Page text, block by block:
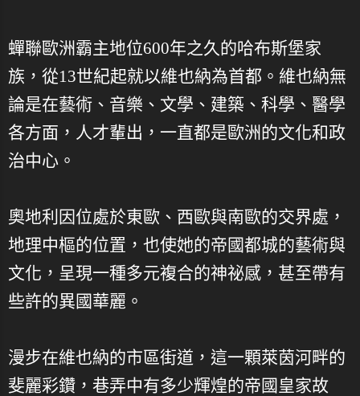
蟬聯歐洲霸主地位600年之久的哈布斯堡家
族，從13世紀起就以維也納為首都。維也納無
論是在藝術、音樂、文學、建築、科學、醫學
各方面，人才輩出，一直都是歐洲的文化和政
治中心。
奧地利因位處於東歐、西歐與南歐的交界處，
地理中樞的位置，也使她的帝國都城的藝術與
文化，呈現一種多元複合的神祕感，甚至帶有
些許的異國華麗。
漫步在維也納的市區街道，這一顆萊茵河畔的
斐麗彩鑽，巷弄中有多少輝煌的帝國皇家故